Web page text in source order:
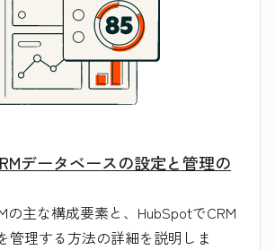
データベースの設定と管理の
の主な構成要素と、HubSpotでCRM
管理する方法の詳細を説明しま